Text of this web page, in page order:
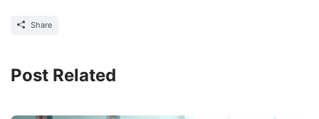
Share
Post Related